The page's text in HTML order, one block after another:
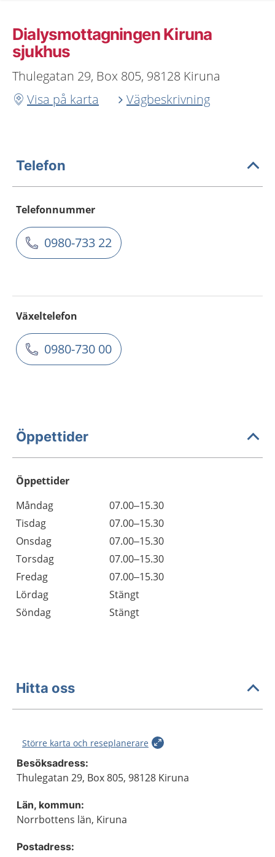
Dialysmottagningen Kiruna
sjukhus
Thulegatan 29, Box 805, 98128 Kiruna
Visa på karta
Vägbeskrivning
Telefon
Telefonnummer
0980-733 22
Växeltelefon
0980-730 00
Öppettider
Öppettider
Dag
Öppettider
Kommentarer
Måndag
07.00–15.30
Tisdag
07.00–15.30
Onsdag
07.00–15.30
Torsdag
07.00–15.30
Fredag
07.00–15.30
Lördag
Stängt
Söndag
Stängt
Hitta oss
Större karta och reseplanerare
Besöksadress:
Thulegatan 29, Box 805, 98128 Kiruna
Län, kommun:
Norrbottens län, Kiruna
Postadress: